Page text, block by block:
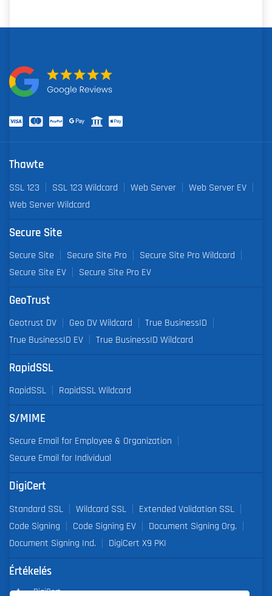
Thawte
SSL 123 SSL 123 Wildcard Web Server
Web Server EV
Web Server Wildcard
Secure Site
Secure Site Secure Site Pro
Secure Site Pro Wildcard
Secure Site EV
Secure Site Pro EV
GeoTrust
Geotrust DV Geo DV Wildcard
True BusinessID
True BusinessID EV
True BusinessID Wildcard
RapidSSL
RapidSSL RapidSSL Wildcard
S/MIME
Secure Email for Employee & Organization
Secure Email for Individual
DigiCert
Standard SSL Wildcard SSL
Extended Validation SSL
Code Signing
Code Signing EV
Document Signing Org.
Document Signing Ind.
DigiCert X9 PKI
Értékelés
DigiCert